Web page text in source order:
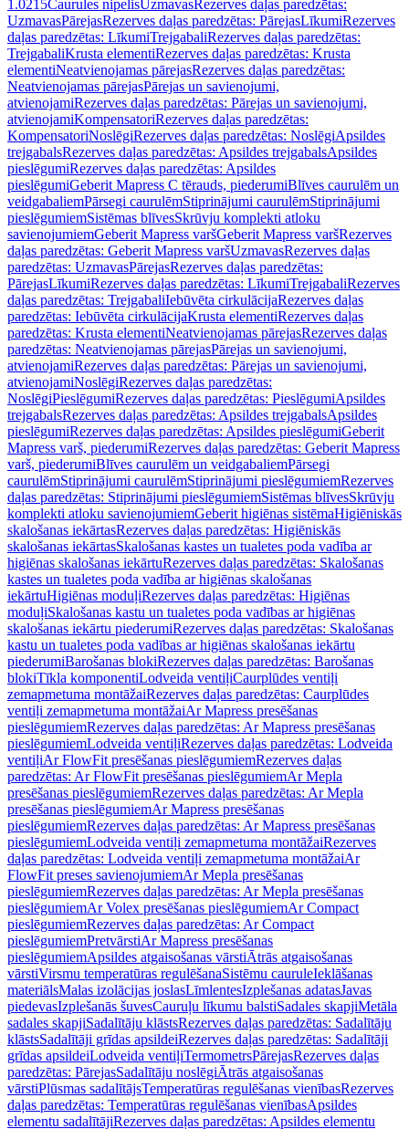
1.0215Caurules nipelisUzmavasRezerves daļas paredzētas:
UzmavasPārejasRezerves daļas paredzētas: PārejasLīkumiRezerves
daļas paredzētas: LīkumiTrejgabaliRezerves daļas paredzētas:
TrejgabaliKrusta elementiRezerves daļas paredzētas: Krusta
elementiNeatvienojamas pārejasRezerves daļas paredzētas:
Neatvienojamas pārejasPārejas un savienojumi,
atvienojamiRezerves daļas paredzētas: Pārejas un savienojumi,
atvienojamiKompensatoriRezerves daļas paredzētas:
KompensatoriNoslēgiRezerves daļas paredzētas: NoslēgiApsildes
trejgabalsRezerves daļas paredzētas: Apsildes trejgabalsApsildes
pieslēgumiRezerves daļas paredzētas: Apsildes
pieslēgumiGeberit Mapress C tērauds, piederumiBlīves caurulēm un
veidgabaliemPārsegi caurulēmStiprinājumi caurulēmStiprinājumi
pieslēgumiemSistēmas blīvesSkrūvju komplekti atloku
savienojumiemGeberit Mapress varšGeberit Mapress varšRezerves
daļas paredzētas: Geberit Mapress varšUzmavasRezerves daļas
paredzētas: UzmavasPārejasRezerves daļas paredzētas:
PārejasLīkumiRezerves daļas paredzētas: LīkumiTrejgabaliRezerves
daļas paredzētas: TrejgabaliIebūvēta cirkulācijaRezerves daļas
paredzētas: Iebūvēta cirkulācijaKrusta elementiRezerves daļas
paredzētas: Krusta elementiNeatvienojamas pārejasRezerves daļas
paredzētas: Neatvienojamas pārejasPārejas un savienojumi,
atvienojamiRezerves daļas paredzētas: Pārejas un savienojumi,
atvienojamiNoslēgiRezerves daļas paredzētas:
NoslēgiPieslēgumiRezerves daļas paredzētas: PieslēgumiApsildes
trejgabalsRezerves daļas paredzētas: Apsildes trejgabalsApsildes
pieslēgumiRezerves daļas paredzētas: Apsildes pieslēgumiGeberit
Mapress varš, piederumiRezerves daļas paredzētas: Geberit Mapress
varš, piederumiBlīves caurulēm un veidgabaliemPārsegi
caurulēmStiprinājumi caurulēmStiprinājumi pieslēgumiemRezerves
daļas paredzētas: Stiprinājumi pieslēgumiemSistēmas blīvesSkrūvju
komplekti atloku savienojumiemGeberit higiēnas sistēmaHigiēniskās
skalošanas iekārtasRezerves daļas paredzētas: Higiēniskās
skalošanas iekārtasSkalošanas kastes un tualetes poda vadība ar
higiēnas skalošanas iekārtuRezerves daļas paredzētas: Skalošanas
kastes un tualetes poda vadība ar higiēnas skalošanas
iekārtuHigiēnas moduļiRezerves daļas paredzētas: Higiēnas
moduļiSkalošanas kastu un tualetes poda vadības ar higiēnas
skalošanas iekārtu piederumiRezerves daļas paredzētas: Skalošanas
kastu un tualetes poda vadības ar higiēnas skalošanas iekārtu
piederumiBarošanas blokiRezerves daļas paredzētas: Barošanas
blokiTīkla komponentiLodveida ventiļiCaurplūdes ventiļi
zemapmetuma montāžaiRezerves daļas paredzētas: Caurplūdes
ventiļi zemapmetuma montāžaiAr Mapress presēšanas
pieslēgumiemRezerves daļas paredzētas: Ar Mapress presēšanas
pieslēgumiemLodveida ventiļiRezerves daļas paredzētas: Lodveida
ventiļiAr FlowFit presēšanas pieslēgumiemRezerves daļas
paredzētas: Ar FlowFit presēšanas pieslēgumiemAr Mepla
presēšanas pieslēgumiemRezerves daļas paredzētas: Ar Mepla
presēšanas pieslēgumiemAr Mapress presēšanas
pieslēgumiemRezerves daļas paredzētas: Ar Mapress presēšanas
pieslēgumiemLodveida ventiļi zemapmetuma montāžaiRezerves
daļas paredzētas: Lodveida ventiļi zemapmetuma montāžaiAr
FlowFit preses savienojumiemAr Mepla presēšanas
pieslēgumiemRezerves daļas paredzētas: Ar Mepla presēšanas
pieslēgumiemAr Volex presēšanas pieslēgumiemAr Compact
pieslēgumiemRezerves daļas paredzētas: Ar Compact
pieslēgumiemPretvārstiAr Mapress presēšanas
pieslēgumiemApsildes atgaisošanas vārstiĀtrās atgaisošanas
vārstiVirsmu temperatūras regulēšanaSistēmu cauruleIeklāšanas
materiālsMalas izolācijas joslasLīmlentesIzplešanas adatasJavas
piedevasIzplešanās šuvesCauruļu līkumu balstiSadales skapjiMetāla
sadales skapjiSadalītāju klāstsRezerves daļas paredzētas: Sadalītāju
klāstsSadalītāji grīdas apsildeiRezerves daļas paredzētas: Sadalītāji
grīdas apsildeiLodveida ventiļiTermometrsPārejasRezerves daļas
paredzētas: PārejasSadalītāju noslēgiĀtrās atgaisošanas
vārstiPlūsmas sadalītājsTemperatūras regulēšanas vienībasRezerves
daļas paredzētas: Temperatūras regulēšanas vienībasApsildes
elementu sadalītājiRezerves daļas paredzētas: Apsildes elementu